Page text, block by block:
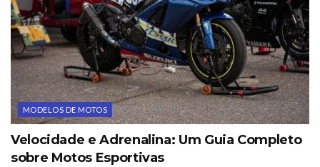
MODELOS DE MOTOS
Velocidade e Adrenalina: Um Guia Completo
sobre Motos Esportivas